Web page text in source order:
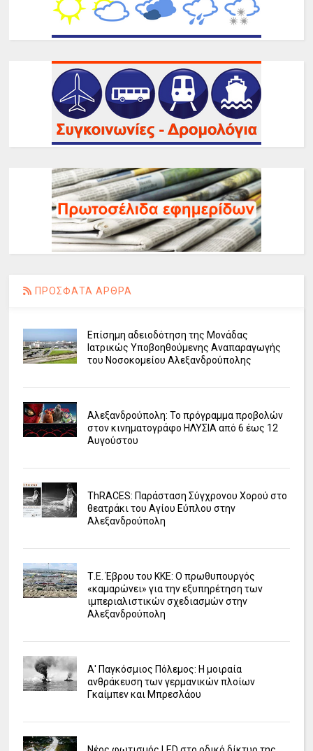
ΠΡΟΣΦΑΤΑ ΑΡΘΡΑ
Επίσημη αδειοδότηση της Μονάδας
Ιατρικώς Υποβοηθούμενης Αναπαραγωγής
του Νοσοκομείου Αλεξανδρούπολης
Αλεξανδρούπολη: Το πρόγραμμα προβολών
στον κινηματογράφο ΗΛΥΣΙΑ από 6 έως 12
Αυγούστου
ΤhRACES: Παράσταση Σύγχρονου Χορού στο
θεατράκι του Αγίου Εύπλου στην
Αλεξανδρούπολη
Τ.Ε. Έβρου του ΚΚΕ: Ο πρωθυπουργός
«καμαρώνει» για την εξυπηρέτηση των
ιμπεριαλιστικών σχεδιασμών στην
Αλεξανδρούπολη
Α' Παγκόσμιος Πόλεμος: Η μοιραία
ανθράκευση των γερμανικών πλοίων
Γκαίμπεν και Μπρεσλάου